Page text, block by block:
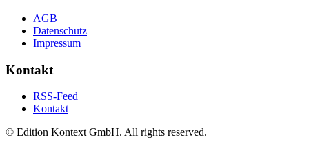
AGB
Datenschutz
Impressum
Kontakt
RSS-Feed
Kontakt
© Edition Kontext GmbH. All rights reserved.